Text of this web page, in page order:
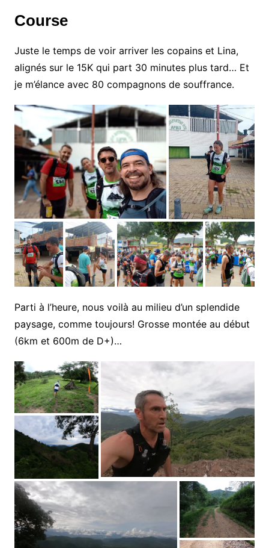
Course
Juste le temps de voir arriver les copains et Lina,
alignés sur le 15K qui part 30 minutes plus tard… Et
je m’élance avec 80 compagnons de souffrance.
Parti à l’heure, nous voilà au milieu d’un splendide
paysage, comme toujours! Grosse montée au début
(6km et 600m de D+)…